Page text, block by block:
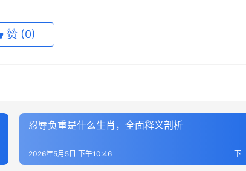
赞 (0)
忍辱负重是什么生肖，全面释义剖析
下
2026年5月5日 下午10:46